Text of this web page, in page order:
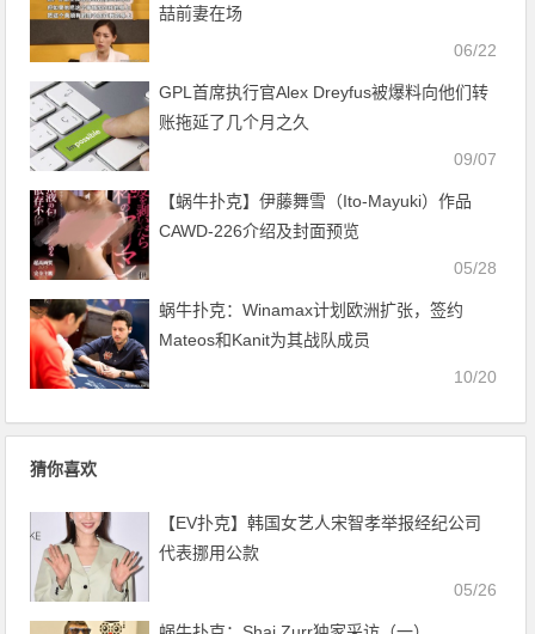
喆前妻在场
06/22
GPL首席执行官Alex Dreyfus被爆料向他们转
账拖延了几个月之久
09/07
【蜗牛扑克】伊藤舞雪（Ito-Mayuki）作品
CAWD-226介绍及封面预览
05/28
蜗牛扑克：Winamax计划欧洲扩张，签约
Mateos和Kanit为其战队成员
10/20
猜你喜欢
【EV扑克】韩国女艺人宋智孝举报经纪公司
代表挪用公款
05/26